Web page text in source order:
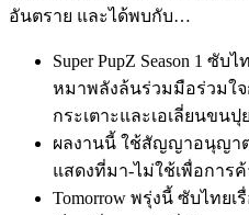
อันตราย และได้พบกับ…
Super PupZ Season 1 ซั
หมาพลังล้นร่วมมือร่วมใ
กระเตาะและเอเลี่ยนขน
ผลงานนี้ ใช้สัญญาอนุญา
แสดงที่มา-ไม่ใช้เพื่อการค้
Tomorrow พรุ่งนี้ ซับไทย